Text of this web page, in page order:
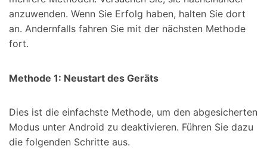
anzuwenden. Wenn Sie Erfolg haben, halten Sie dort
an. Andernfalls fahren Sie mit der nächsten Methode
fort.
Methode 1: Neustart des Geräts
Dies ist die einfachste Methode, um den abgesicherten
Modus unter Android zu deaktivieren. Führen Sie dazu
die folgenden Schritte aus.